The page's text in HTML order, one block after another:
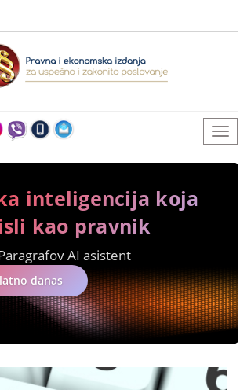
inteligencija koja
kao pravnik
AI asistent
danas